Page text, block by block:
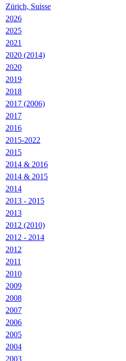
Zürich, Suisse
2026
2025
2021
2020 (2014)
2020
2019
2018
2017 (2006)
2017
2016
2015-2022
2015
2014 & 2016
2014 & 2015
2014
2013 - 2015
2013
2012 (2010)
2012 - 2014
2012
2011
2010
2009
2008
2007
2006
2005
2004
2003